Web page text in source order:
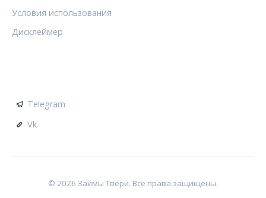
Условия использования
Дисклеймер
Telegram
Vk
© 2026 Займы Твери. Все права защищены.